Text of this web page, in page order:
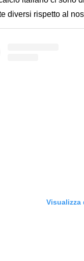
diversi rispetto al
Visualizza